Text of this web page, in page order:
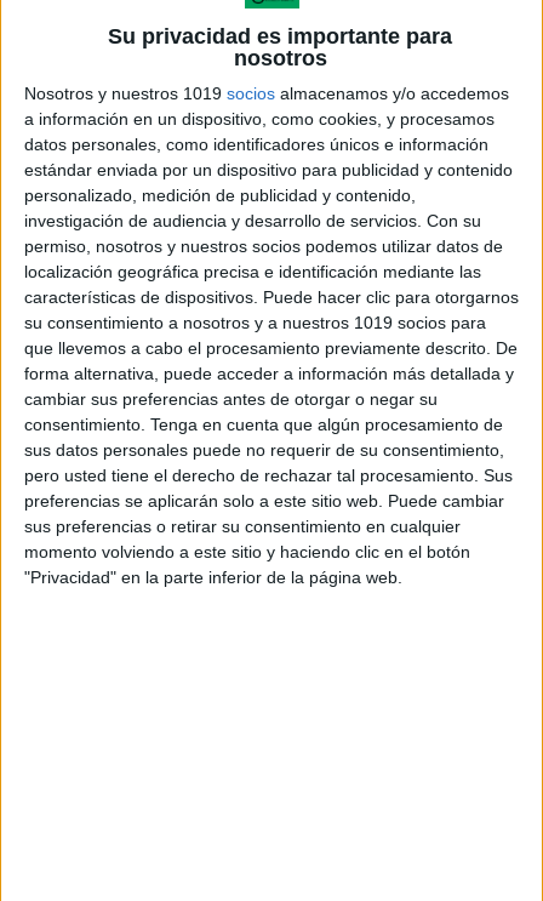
Su privacidad es importante para
nosotros
Nosotros y nuestros 1019 socios almacenamos y/o accedemos
a información en un dispositivo, como cookies, y procesamos
datos personales, como identificadores únicos e información
estándar enviada por un dispositivo para publicidad y contenido
personalizado, medición de publicidad y contenido,
investigación de audiencia y desarrollo de servicios. Con su
permiso, nosotros y nuestros socios podemos utilizar datos de
localización geográfica precisa e identificación mediante las
características de dispositivos. Puede hacer clic para otorgarnos
su consentimiento a nosotros y a nuestros 1019 socios para
que llevemos a cabo el procesamiento previamente descrito. De
forma alternativa, puede acceder a información más detallada y
cambiar sus preferencias antes de otorgar o negar su
consentimiento. Tenga en cuenta que algún procesamiento de
sus datos personales puede no requerir de su consentimiento,
pero usted tiene el derecho de rechazar tal procesamiento. Sus
preferencias se aplicarán solo a este sitio web. Puede cambiar
sus preferencias o retirar su consentimiento en cualquier
momento volviendo a este sitio y haciendo clic en el botón
"Privacidad" en la parte inferior de la página web.